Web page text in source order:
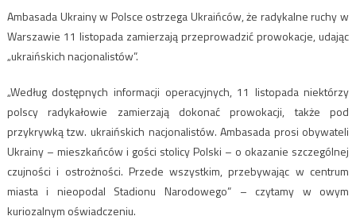
Ambasada Ukrainy w Polsce ostrzega Ukraińców, że radykalne ruchy w
Warszawie 11 listopada zamierzają przeprowadzić prowokacje, udając
„ukraińskich nacjonalistów”.
„Według dostępnych informacji operacyjnych, 11 listopada niektórzy
polscy radykałowie zamierzają dokonać prowokacji, także pod
przykrywką tzw. ukraińskich nacjonalistów. Ambasada prosi obywateli
Ukrainy – mieszkańców i gości stolicy Polski – o okazanie szczególnej
czujności i ostrożności. Przede wszystkim, przebywając w centrum
miasta i nieopodal Stadionu Narodowego” – czytamy w owym
kuriozalnym oświadczeniu.